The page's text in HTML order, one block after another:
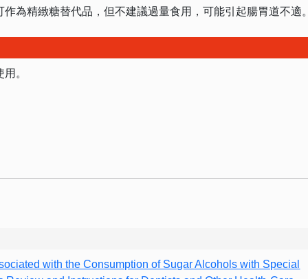
為精緻糖替代品，但不建議過量食用，可能引起腸胃道不適。
。
with the Consumption of Sugar Alcohols with Special